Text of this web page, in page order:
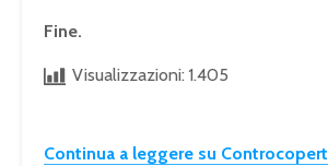
Fine.
Visualizzazioni: 1.405
Continua a leggere su